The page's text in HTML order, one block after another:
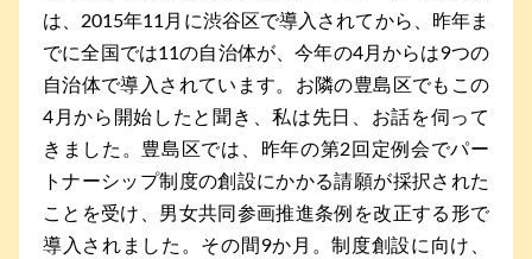
は、2015年11月に渋谷区で導入されてから、昨年ま
でに全国では11の自治体が、今年の4月からは9つの
自治体で導入されています。お隣の豊島区でもこの
4月から開始したと聞き、私は先日、お話を伺って
きました。豊島区では、昨年の第2回定例会でパー
トナーシップ制度の創設にかかる請願が採択された
ことを受け、男女共同参画推進条例を改正する形で
導入されました。その間9か月。制度創設に向け、